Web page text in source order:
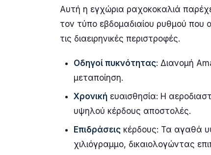
Αυτή η εγχώρια ραχοκοκαλιά
τον τύπο εβδομαδιαίου ρυθμού που
τις διαειρηνικές περιστροφές.
Οδηγοί πυκνότητας: Διανομή
μεταποίηση.
Χρονική ευαισθησία: Η
υψηλού κέρδους αποστολές.
Επιδράσεις κέρδους: Τα αγαθά
χιλιόγραμμο, δικαιολογώντας